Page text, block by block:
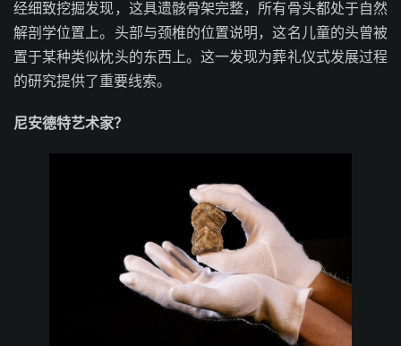
经细致挖掘发现，这具遗骸骨架完整，所有骨头都处于自然
解剖学位置上。头部与颈椎的位置说明，这名儿童的头曾被
置于某种类似枕头的东西上。这一发现为葬礼仪式发展过程
的研究提供了重要线索。
尼安德特艺术家？